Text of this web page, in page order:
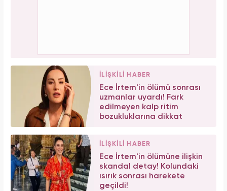
İLİŞKİLİ HABER
Ece İrtem'in ölümü sonrası
uzmanlar uyardı! Fark
edilmeyen kalp ritim
bozukluklarına dikkat
İLİŞKİLİ HABER
Ece İrtem'in ölümüne ilişkin
skandal detay! Kolundaki
ısırık sonrası harekete
geçildi!